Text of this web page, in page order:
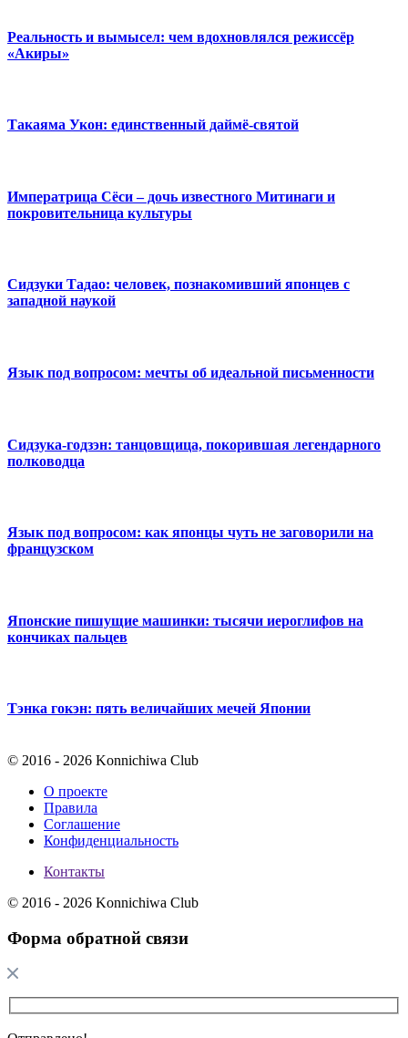
Реальность и вымысел: чем вдохновлялся режиссёр
«Акиры»
Такаяма Укон: единственный даймё-святой
Императрица Сёси – дочь известного Митинаги и
покровительница культуры
Сидзуки Тадао: человек, познакомивший японцев с
западной наукой
Язык под вопросом: мечты об идеальной письменности
Сидзука-годзэн: танцовщица, покорившая легендарного
полководца
Язык под вопросом: как японцы чуть не заговорили на
французском
Японские пишущие машинки: тысячи иероглифов на
кончиках пальцев
Тэнка гокэн: пять величайших мечей Японии
© 2016 - 2026 Konnichiwa Club
О проекте
Правила
Соглашение
Конфиденциальность
Контакты
© 2016 - 2026 Konnichiwa Club
Форма обратной связи